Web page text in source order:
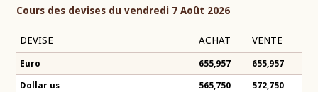
Cours des devises du vendredi 7 Août 2026
DEVISE ACHAT VENTE
Euro 655,957 655,957
Dollar us 565,750 572,750